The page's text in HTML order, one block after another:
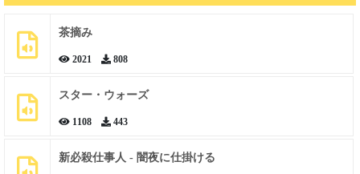
茶摘み
2021 808
スター・ウォーズ
1108 443
新必殺仕事人 - 闇夜に仕掛ける